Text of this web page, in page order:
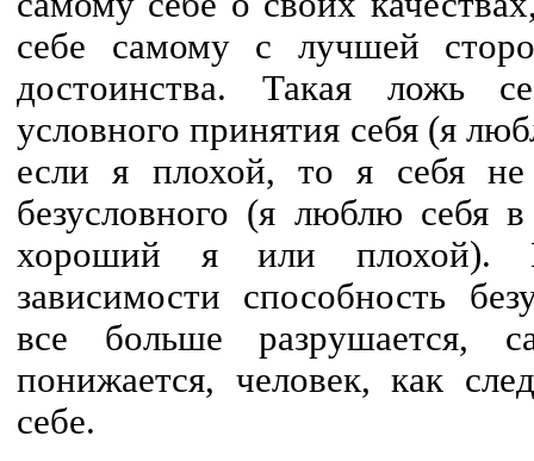
себе самому с лучшей
достоинства. Такая ложь
условного принятия себя (я
если я плохой, то я себя
безусловного (я люблю себя
хороший я или плохой).
зависимости способность
все больше разрушается,
понижается, человек, как
себе.